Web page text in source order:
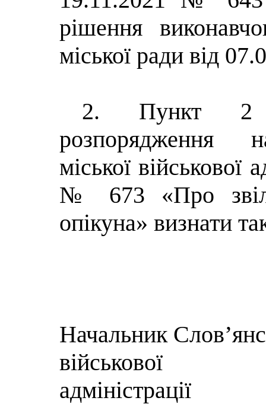
рішення
міської ради від
2. Пункт
розпорядження
міської військової
№ 673 «Про
опікуна» визнати
Начальник
військової